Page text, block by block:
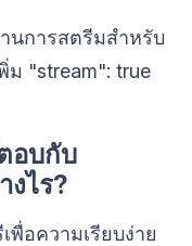
นการสตรีมสำหรับ
ม "stream": true
อบกับ
งไร?
อความเรียบง่าย